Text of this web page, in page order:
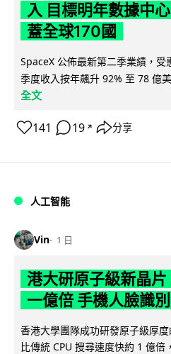
入 目標明年數據中
蓋全球170國
SpaceX 公佈最新第二季業績，
季度收入按年飆升 92% 至 78 億
全文
141 19 ↗ 分享
人工智能
Vin 1 日
港大研原子級新晶
一億倍 手機人臉識
香港大學團隊成功研發原子級厚
比傳統 CPU 搜尋速度快約 1 億倍